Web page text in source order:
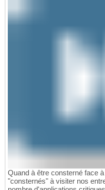
Quand à être consterné face
"consternés" à visiter nos